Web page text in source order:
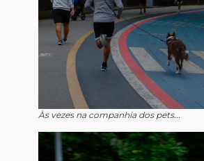
Às vezes na companhia dos pets...